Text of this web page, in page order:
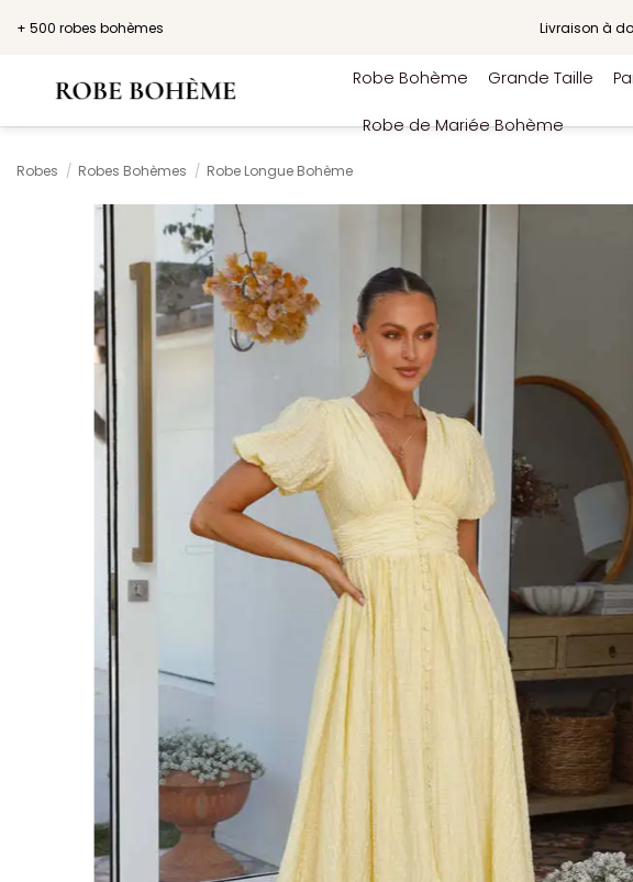
+ 500 robes bohèmes Livraison à
Robe Bohème Grande Taille
Robe de Mariée Bohème
Robes / Robes Bohèmes / Robe Longue Bohème